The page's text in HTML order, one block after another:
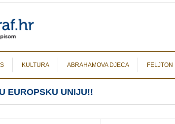
KULTURA ABRAHAMOVA DJECA FELJTON
EUROPSKU UNIJU!!